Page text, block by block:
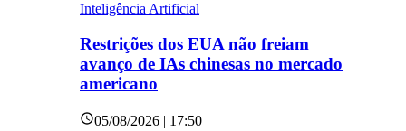
Inteligência Artificial
Restrições dos EUA não freiam
avanço de IAs chinesas no mercado
americano
05/08/2026 | 17:50